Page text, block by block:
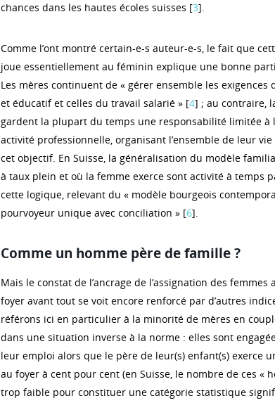
chances dans les hautes écoles suisses [3].
Comme l’ont montré certain-e-s auteur-e-s, le fait que
joue essentiellement au féminin explique une bonne
Les mères continuent de « gérer ensemble les
et éducatif et celles du travail salarié » [4] ; au contraire,
gardent la plupart du temps une responsabilité limitée à
activité professionnelle, organisant l’ensemble de leur
cet objectif. En Suisse, la généralisation du modèle
à taux plein et où la femme exerce sont activité à temps
cette logique, relevant du « modèle bourgeois
pourvoyeur unique avec conciliation » [6].
Comme un homme père de famille ?
Mais le constat de l’ancrage de l’assignation des
foyer avant tout se voit encore renforcé par d’autres
référons ici en particulier à la minorité de mères en
dans une situation inverse à la norme : elles sont
leur emploi alors que le père de leur(s) enfant(s) exerce
au foyer à cent pour cent (en Suisse, le nombre de ces «
trop faible pour constituer une catégorie statistique